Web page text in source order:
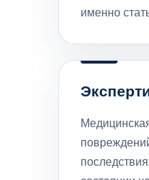
именно